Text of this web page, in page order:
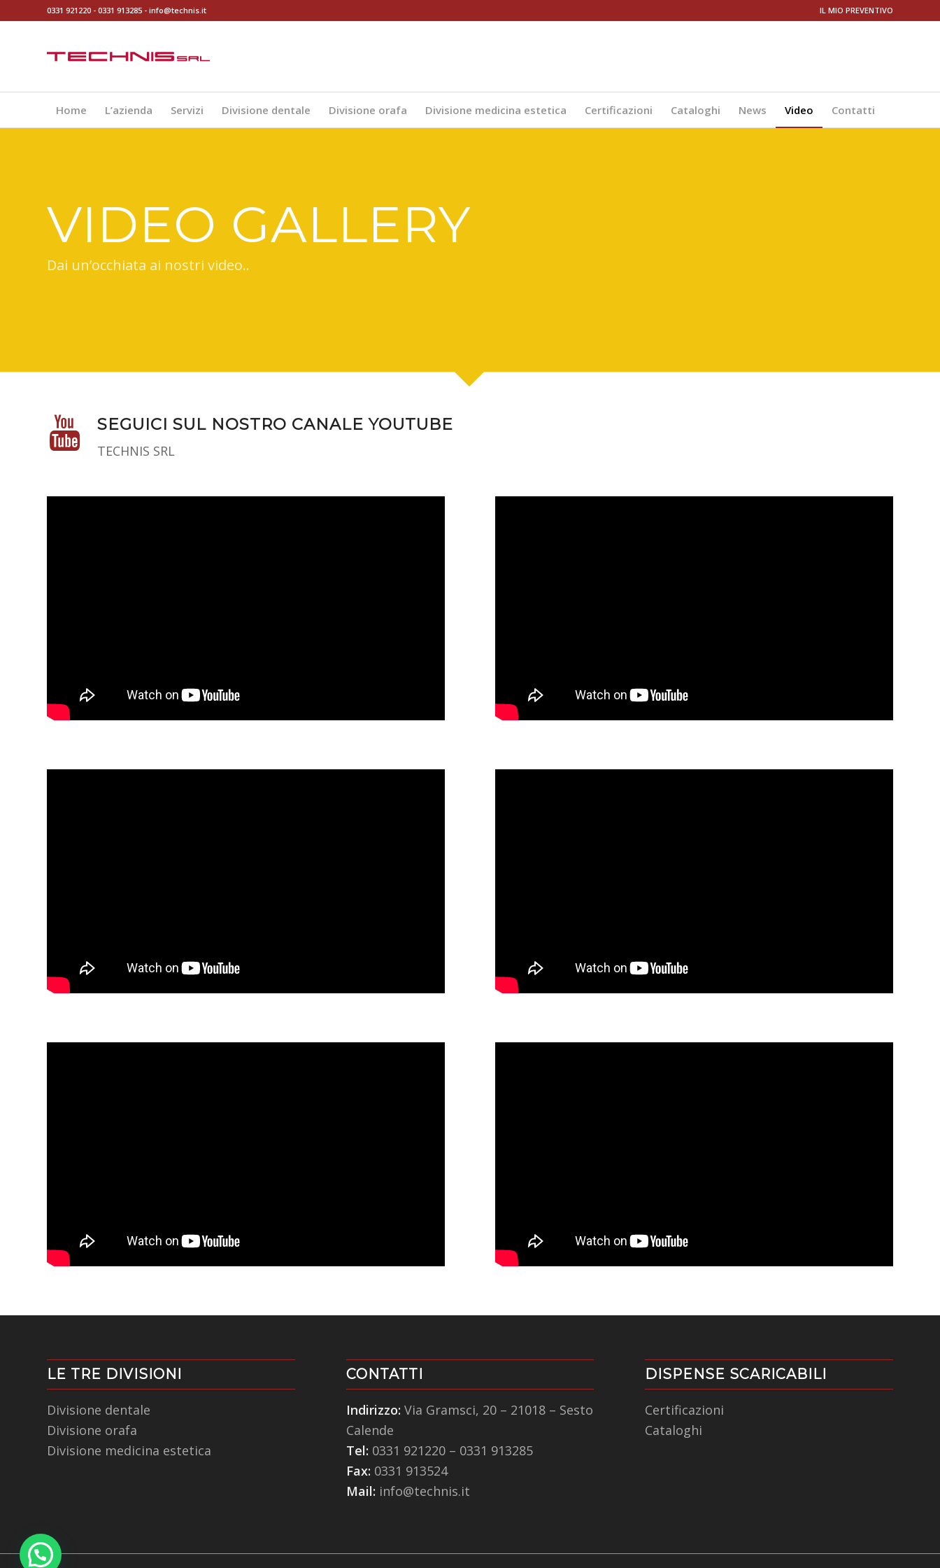
IL MIO PREVENTIVO
0331 921220 - 0331 913285 - info@technis.it
Home L’azienda Servizi Divisione dentale Divisione orafa Divisione medicina estetica Certificazioni Cataloghi News Video Contatti
VIDEO GALLERY
Dai un’occhiata ai nostri video..
SEGUICI SUL NOSTRO CANALE YOUTUBE
TECHNIS SRL
LE TRE DIVISIONI
Divisione dentale
Divisione orafa
Divisione medicina estetica
CONTATTI
Indirizzo: Via Gramsci, 20 – 21018 – Sesto
Calende
Tel: 0331 921220– 0331 913285
Fax: 0331 913524
Mail: info@technis.it
DISPENSE SCARICABILI
Certificazioni
Cataloghi